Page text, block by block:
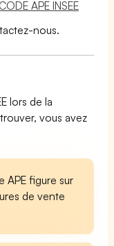
APE INSEE
nous.
lors de la
vous avez
APE figure sur
de vente